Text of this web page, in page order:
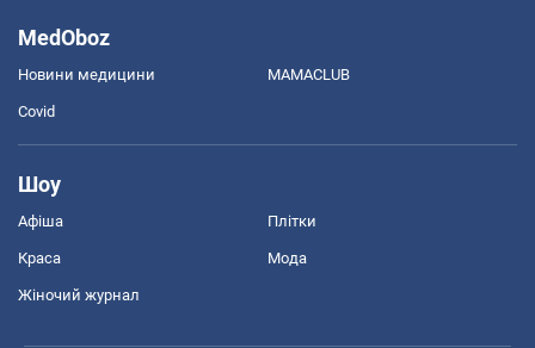
MedOboz
Новини медицини MAMACLUB
Covid
Шоу
Афіша Плітки
Краса Мода
Жіночий журнал